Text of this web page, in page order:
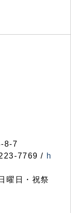
8-7
7769 / h
曜日・祝祭